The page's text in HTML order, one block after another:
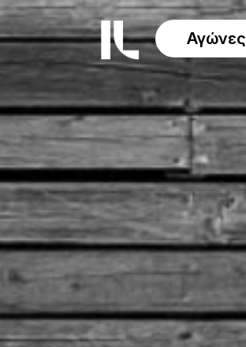
Αγώνες
ΟΙ ΑΓΩΝΕΣ
Όλοι οι αγώνες
Γύρος Λίμνης 30χλμ.
Δυναμικό Βάδισμα 30χλμ.
Αγώνας Δρόμου 5χλμ.
Αγώνας Δρόμου 10χλμ.
Παράλληλοι Αγώνες
Πρόγραμμα
Προκήρυξη αγώνα
Χρήσιμα έγγραφα